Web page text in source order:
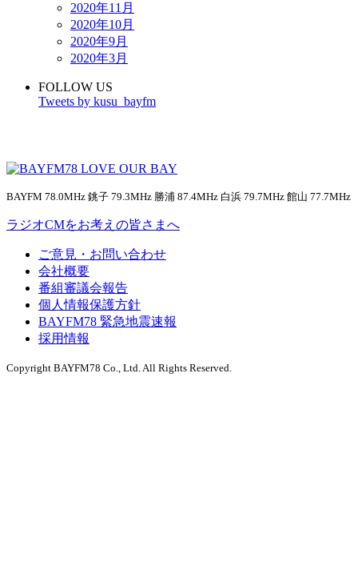
2020年11月
2020年10月
2020年9月
2020年3月
FOLLOW US
Tweets by kusu_bayfm
BAYFM 78.0MHz 銚子 79.3MHz 勝浦 87.4MHz 白浜 79.7MHz 館山 77.7MHz
ラジオCMをお考えの皆さまへ
ご意見・お問い合わせ
会社概要
番組審議会報告
個人情報保護方針
BAYFM78 緊急地震速報
採用情報
Copyright BAYFM78 Co., Ltd. All Rights Reserved.